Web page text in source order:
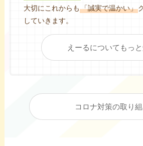
大切にこれからも「誠実で温かい」
していきます。
えーるについてもっ
コロナ対策の取り